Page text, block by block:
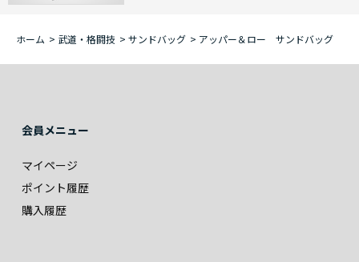
ホーム > 武道・格闘技 > サンドバッグ > アッパー＆ロー サンドバッグ
会員メニュー
マイページ
ポイント履歴
購入履歴